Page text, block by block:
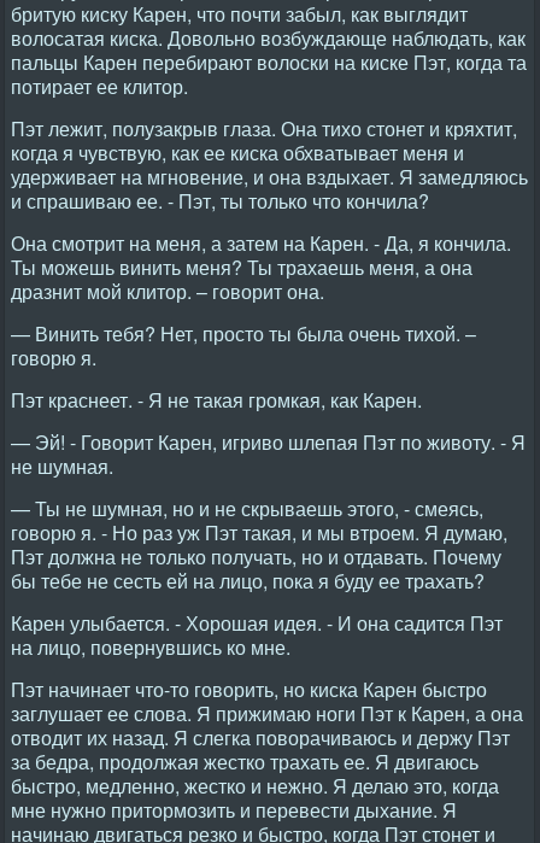
бритую киску Карен, что почти забыл, как выглядит
волосатая киска. Довольно возбуждающе наблюдать, как
пальцы Карен перебирают волоски на киске Пэт, когда та
потирает ее клитор.
Пэт лежит, полузакрыв глаза. Она тихо стонет и кряхтит,
когда я чувствую, как ее киска обхватывает меня и
удерживает на мгновение, и она вздыхает. Я замедляюсь
и спрашиваю ее. - Пэт, ты только что кончила?
Она смотрит на меня, а затем на Карен. - Да, я кончила.
Ты можешь винить меня? Ты трахаешь меня, а она
дразнит мой клитор. – говорит она.
— Винить тебя? Нет, просто ты была очень тихой. –
говорю я.
Пэт краснеет. - Я не такая громкая, как Карен.
— Эй! - Говорит Карен, игриво шлепая Пэт по животу. - Я
не шумная.
— Ты не шумная, но и не скрываешь этого, - смеясь,
говорю я. - Но раз уж Пэт такая, и мы втроем. Я думаю,
Пэт должна не только получать, но и отдавать. Почему
бы тебе не сесть ей на лицо, пока я буду ее трахать?
Карен улыбается. - Хорошая идея. - И она садится Пэт
на лицо, повернувшись ко мне.
Пэт начинает что-то говорить, но киска Карен быстро
заглушает ее слова. Я прижимаю ноги Пэт к Карен, а она
отводит их назад. Я слегка поворачиваюсь и держу Пэт
за бедра, продолжая жестко трахать ее. Я двигаюсь
быстро, медленно, жестко и нежно. Я делаю это, когда
мне нужно притормозить и перевести дыхание. Я
начинаю двигаться резко и быстро, когда Пэт стонет и